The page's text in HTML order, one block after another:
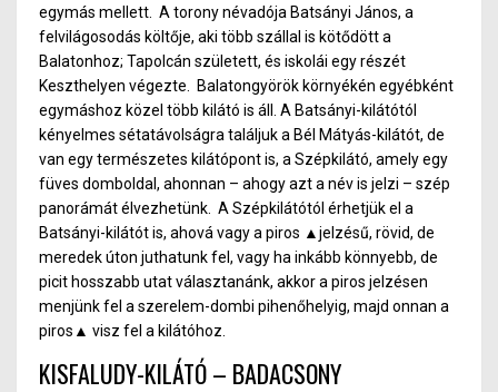
egymás mellett. A torony névadója Batsányi János, a
felvilágosodás költője, aki több szállal is kötődött a
Balatonhoz; Tapolcán született, és iskolái egy részét
Keszthelyen végezte.
Balatongyörök környékén egyébként
egymáshoz közel több kilátó is áll. A Batsányi-kilátótól
kényelmes sétatávolságra találjuk a Bél Mátyás-kilátót, de
van egy természetes kilátópont is, a Szépkilátó, amelyegy
füves domboldal, ahonnan – ahogy azt a név is jelzi – szép
panorámát élvezhetünk. A Szépkilátótól érhetjük el a
Batsányi-kilátót is, ahová vagy a piros ▲jelzésű, rövid, de
meredek úton juthatunk fel, vagy ha inkább könnyebb, de
picit hosszabb utat választanánk, akkor a piros jelzésen
menjünk fel a szerelem-dombi pihenőhelyig, majd onnan a
piros ▲ visz fel a kilátóhoz.
KISFALUDY-KILÁTÓ – BADACSONY